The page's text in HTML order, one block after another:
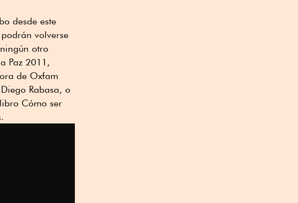
desde este
volverse
otro
Paz 2011,
de Oxfam
Rabasa, o
Cómo ser